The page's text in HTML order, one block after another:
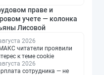
праве и
учете — колонка
Лисовой
2026
читатели проявили
к теме cookie
2026
сотрудника — не